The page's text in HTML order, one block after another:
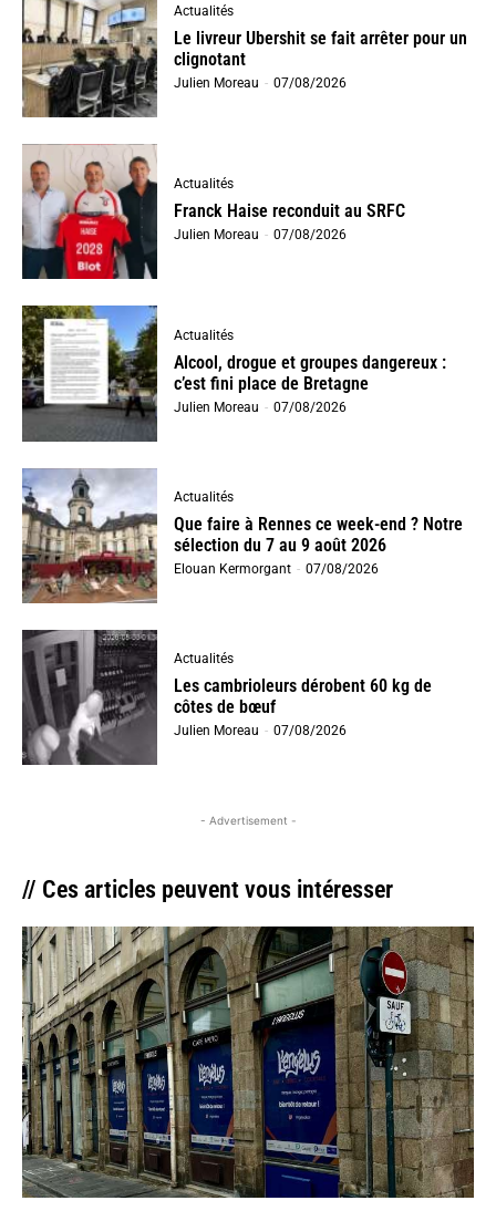
Actualités
Le livreur Ubershit se fait arrêter pour un
clignotant
Julien Moreau - 07/08/2026
Actualités
Franck Haise reconduit au SRFC
Julien Moreau - 07/08/2026
Actualités
Alcool, drogue et groupes dangereux :
c’est fini place de Bretagne
Julien Moreau - 07/08/2026
Actualités
Que faire à Rennes ce week-end ? Notre
sélection du 7 au 9 août 2026
Elouan Kermorgant - 07/08/2026
Actualités
Les cambrioleurs dérobent 60 kg de
côtes de bœuf
Julien Moreau - 07/08/2026
- Advertisement -
// Ces articles peuvent vous intéresser